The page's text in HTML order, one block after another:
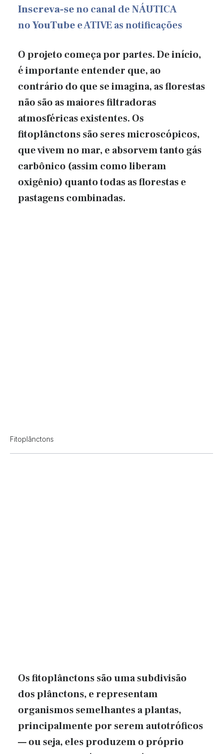
Inscreva-seno canal de NÁUTICA
noYouTubee ATIVE as notificações
O projeto começa por partes. De início,
é importante entender que, ao
contrário do que se imagina, as florestas
não são as maiores filtradoras
atmosféricas existentes. Os
fitoplânctons são seres microscópicos,
que vivem no mar, e absorvem tanto gás
carbônico (assim como liberam
oxigênio) quanto todas as florestas e
pastagens combinadas.
Fitoplânctons
Os fitoplânctons são uma subdivisão
dos plânctons, e representam
organismos semelhantes a plantas,
principalmente por serem autotróficos
— ou seja, eles produzem o próprio